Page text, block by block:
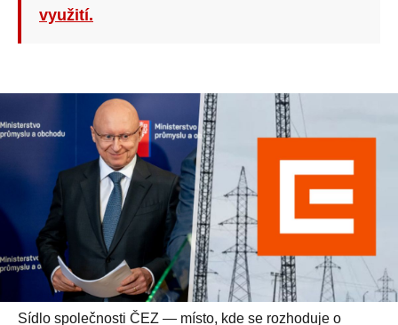
využití.
Sídlo společnosti ČEZ — místo, kde se rozhoduje o